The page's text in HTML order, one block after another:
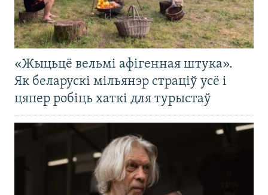
«Жыцьцё вельмі афігенная штука».
Як беларускі мільянэр страціў усё і
цяпер робіць хаткі для турыстаў